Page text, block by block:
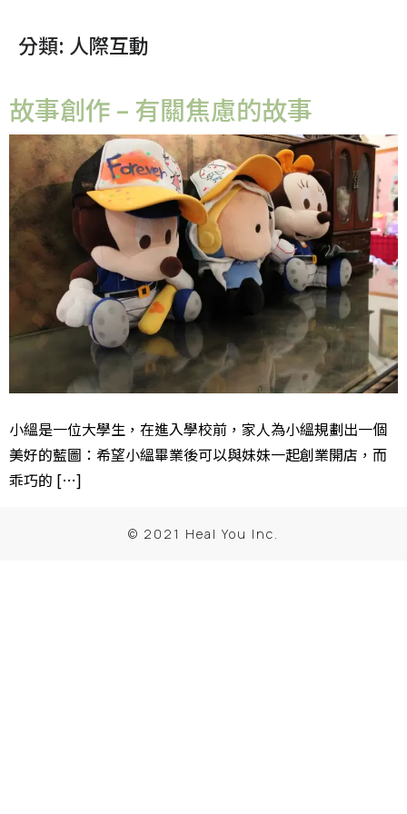
分類: 人際互動
故事創作 – 有關焦慮的故事
小縕是一位大學生，在進入學校前，家人為小縕規劃出一個
美好的藍圖：希望小縕畢業後可以與妹妹一起創業開店，而
乖巧的 […]
© 2021 Heal You Inc.